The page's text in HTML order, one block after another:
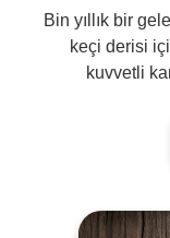
Bin yıllık bir
keçi derisi
kuvvetli